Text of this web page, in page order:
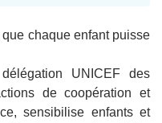
chaque enfant puisse
UNICEF des
de coopération et
sensibilise enfants et